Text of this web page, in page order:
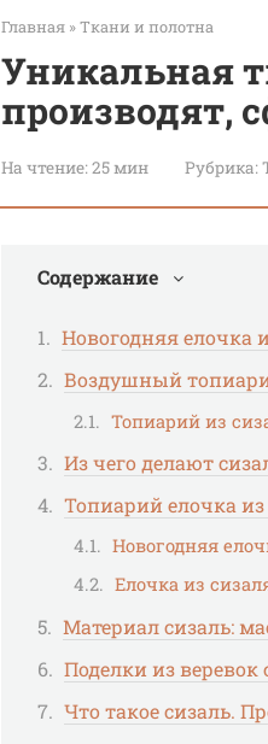
Главная »Ткани и полотна
Уникальная
производят,
На чтение:25 мин Рубрика:
Содержание
Новогодняя елочка
Воздушный
Топиарий из
Из чего делают
Топиарий елочка из
Новогодняя
Елочка из
Материал сизаль:
Поделки из веревок
Что такое сизаль.